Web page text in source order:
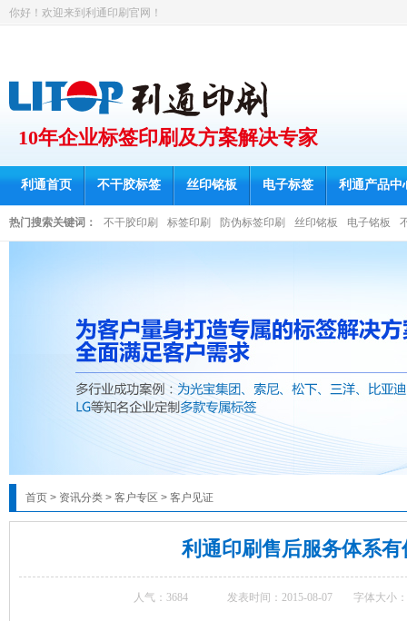
你好！欢迎来到利通印刷官网！
10年企业标签印刷及方案解决专家
利通首页 不干胶标签 丝印铭板 电子标签 利通产品中
热门搜索关键词： 不干胶印刷 标签印刷 防伪标签印刷 丝印铭板 电子铭板
首页 > 资讯分类 > 客户专区 > 客户见证
利通印刷售后服务体系有
人气： 3684 发表时间：2015-08-07 字体大小